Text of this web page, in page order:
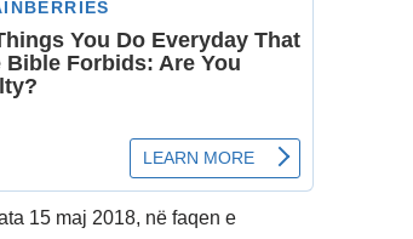
15 maj 2018, në faqen e